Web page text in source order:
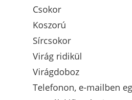
Csokor
Koszorú
Sírcsokor
Virág ridikül
Virágdoboz
Telefonon, e-mailben